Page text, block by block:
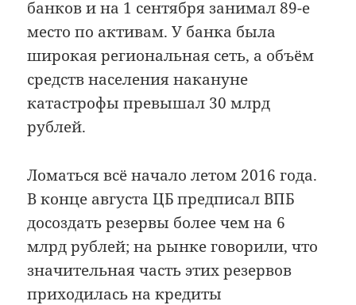
банков и на 1 сентября занимал 89-е
место по активам. У банка была
широкая региональная сеть, а объём
средств населения накануне
катастрофы превышал 30 млрд
рублей.
Ломаться всё начало летом 2016 года.
В конце августа ЦБ предписал ВПБ
досоздать резервы более чем на 6
млрд рублей; на рынке говорили, что
значительная часть этих резервов
приходилась на кредиты